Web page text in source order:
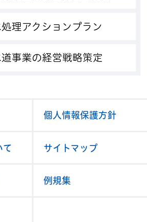
理アクションプラン
事業の経営戦略策定
個人情報保護方針
て サイトマップ
例規集